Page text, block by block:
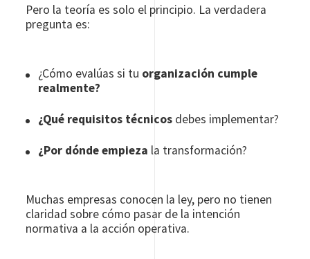
Pero la teoría es solo el principio. La verdadera
pregunta es:
¿Cómo evalúas si tu organización cumple
realmente?
¿Qué requisitos técnicos debes implementar?
¿Por dónde empieza la transformación?
Muchas empresas conocen la ley, pero no tienen
claridad sobre cómo pasar de la intención
normativa a la acción operativa.